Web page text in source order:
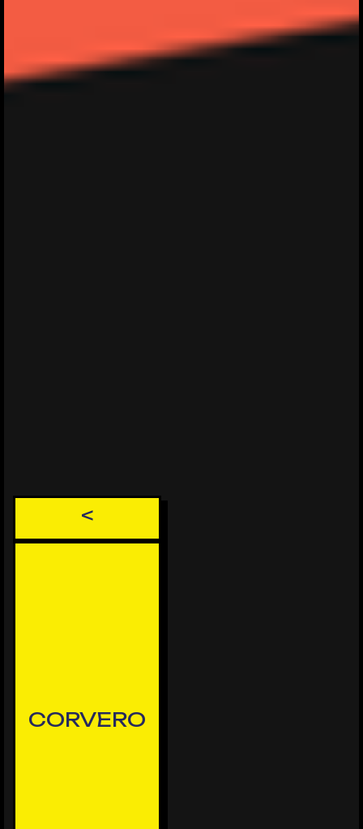
<
CORVERO